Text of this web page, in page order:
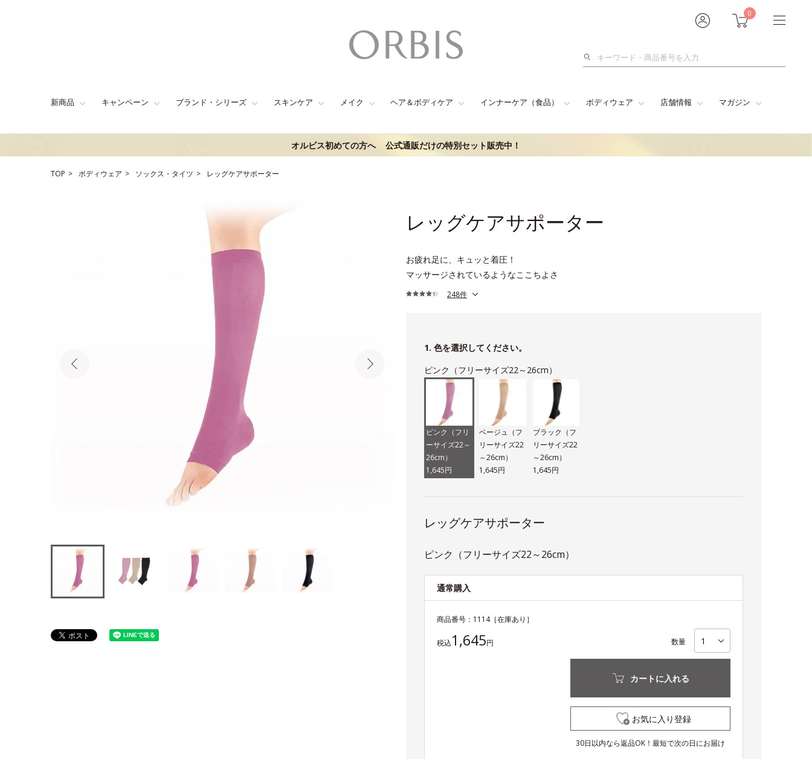
0
検
新商品 キャンペーン ブランド・シリーズ スキンケア メイク ヘア＆ボディケア インナーケア（食品） ボディウェア 店舗情報 マガジン
オルビス初めての方へ 公式通販だけの特別セット販売中！
TOP ボディウェア ソックス・タイツ レッグケアサポーター
レッグケアサポーター
お疲れ足に、キュッと着圧！
マッサージされているようなここちよさ
248件
1. 色を選択してください。
ピンク（フリーサイズ22～26cm）
ピンク（フリ
ーサイズ22～
26cm）
1,645円
ベージュ（フ
リーサイズ22
～26cm）
1,645円
ブラック（フ
リーサイズ22
～26cm）
1,645円
レッグケアサポーター
ピンク（フリーサイズ22～26cm）
通常購入
商品番号： 1114［在庫あり］
税込1,645円 数量
カートに入れる
お気に入り登録
30日以内なら返品OK！最短で次の日にお届け